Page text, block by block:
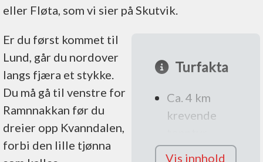
eller Fløta, som vi sier på Skutvik.
Turfakta
Ca. 4 km
krevende
703
Vis innhold
Er du først kommet til
Lund, går du nordover
langs fjæra et stykke.
Du må gå til venstre for
Ramnnakkan før du
dreier opp Kvanndalen,
forbi den lille tjønna